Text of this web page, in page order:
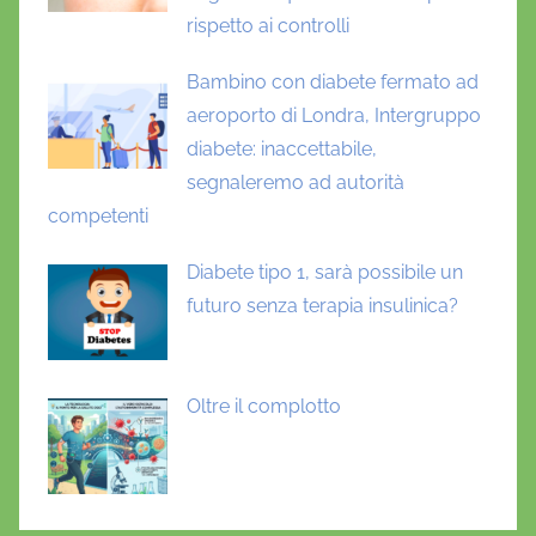
rispetto ai controlli
Bambino con diabete fermato ad
aeroporto di Londra, Intergruppo
diabete: inaccettabile,
segnaleremo ad autorità
competenti
Diabete tipo 1, sarà possibile un
futuro senza terapia insulinica?
Oltre il complotto